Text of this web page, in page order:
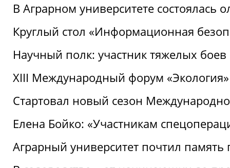
В Аграрном университете состоялась
Круглый стол «Информационная
Научный полк: участник тяжелых
XIII Международный форум
Стартовал новый сезон
Елена Бойко: «Участникам
Аграрный университет почтил